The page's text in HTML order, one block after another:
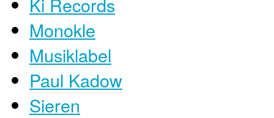
Monokle
Musiklabel
Paul Kadow
Sieren